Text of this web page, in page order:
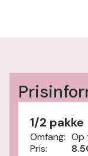
1/2 pakke
Omfang: Op
Pris: